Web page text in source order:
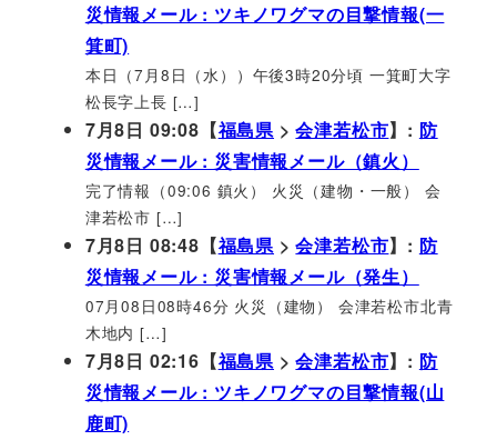
災情報メール : ツキノワグマの目撃情報(一
箕町)
本日（7月8日（水））午後3時20分頃 一箕町大字
松長字上長 […]
7月8日 09:08【福島県 >会津若松市】: 防
災情報メール : 災害情報メール（鎮火）
完了情報（09:06 鎮火） 火災（建物・一般） 会
津若松市 […]
7月8日 08:48【福島県 >会津若松市】: 防
災情報メール : 災害情報メール（発生）
07月08日08時46分 火災（建物） 会津若松市北青
木地内 […]
7月8日 02:16【福島県 >会津若松市】: 防
災情報メール : ツキノワグマの目撃情報(山
鹿町)